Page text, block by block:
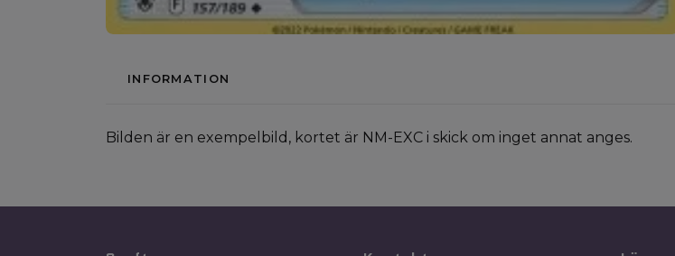
INFORMATION
Bilden är en exempelbild, kortet är NM-EXC i skick om inget annat anges.